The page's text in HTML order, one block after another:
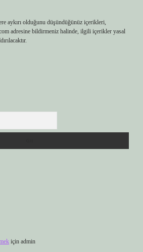
aykırı olduğunu düşündüğünüz içerikleri,
adresine bildirmeniz halinde, ilgili içerikler yasal
için admin